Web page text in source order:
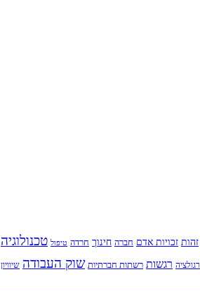
זהות זכויות אדם חברה חינוך חרדה טיפול טכנולוגיה
רגולציה רגשות רשתות חברתיות שוק העבודה שיוויון